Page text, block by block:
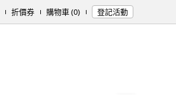
折價券 購物車 (0) 登記活動